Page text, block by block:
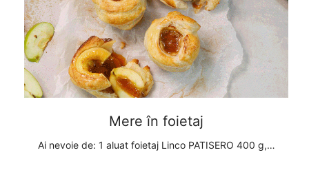
Mere în foietaj
Ai nevoie de: 1 aluat foietaj Linco PATISERO 400 g,…